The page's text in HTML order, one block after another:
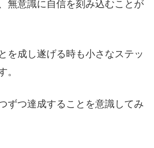
無意識に自信を刻み込むことが
を成し遂げる時も小さなステッ
。
ずつ達成することを意識してみ